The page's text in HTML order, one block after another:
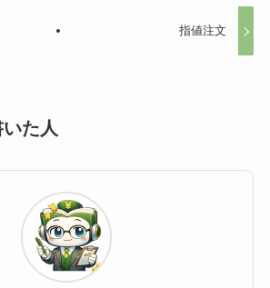
指値注文
た人